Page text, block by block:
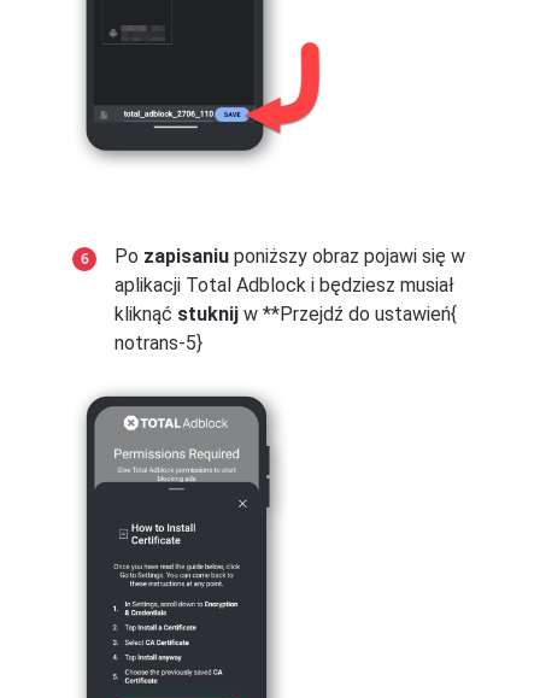
Po zapisaniu poniższy obraz pojawi się w
aplikacji Total Adblock i będziesz musiał
kliknąć stuknij w **Przejdź do ustawień{
notrans-5}